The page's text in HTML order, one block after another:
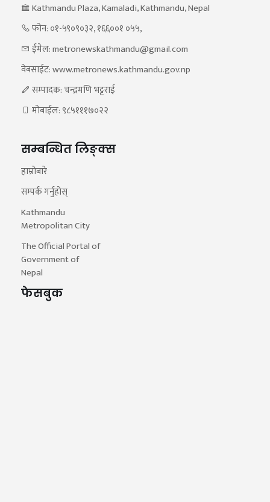
Kathmandu Plaza, Kamaladi, Kathmandu, Nepal
फोन: ०१-५९०९०३२, १६६००१ ०५५,
ईमेल: metronewskathmandu@gmail.com
वेबसाईट: www.metronews.kathmandu.gov.np
सम्पादक: चन्द्रमणि भट्टराई
मोबाईल: ९८५१११७०२२
सम्बन्धित लिङ्क्स
हाम्रोबारे
सम्पर्क गर्नुहोस्
Kathmandu
Metropolitan City
The Official Portal of
Government of
Nepal
फेसबुक